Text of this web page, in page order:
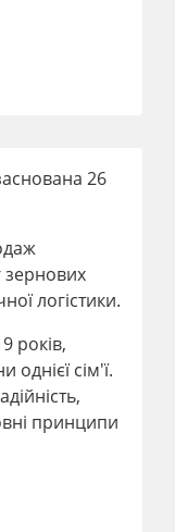
26
зернових
логістики.
років,
сім'ї.
принципи